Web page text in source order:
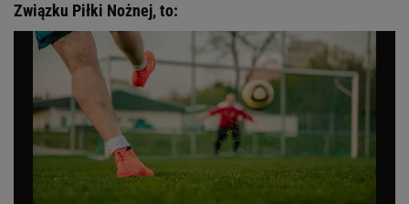
Związku Piłki Nożnej, to: